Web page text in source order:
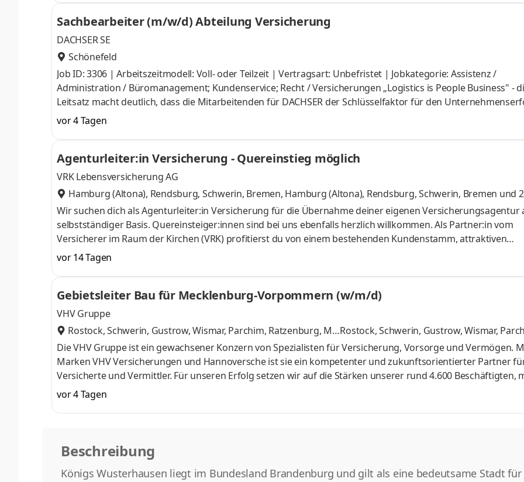
einer über 100-jährigen Tradition und verbinden wirtschaftlichen Erfolg mit christlichen, sozialen, ethischen
ökologischen Grundsätzen. Genau dieser Ansatz ma
Sachbearbeiter (m/w/d) Abteilung Versicherung
DACHSER SE
Schönefeld
Job ID: 3306 | Arbeitszeitmodell: Voll- oder Teilzeit | Vertragsart: Unbefristet | Jobkategorie: Assistenz /
Administration / Büromanagement; Kundenservice; Recht / Versicherungen „Logistics is People Business" -
Leitsatz macht deutlich, dass die Mitarbeitenden für DACHSER der Schlüsselfaktor für den
Gemeinsam verfolgen wir die Mission, die weltweit intelligenteste Kombination und Integration logistischer
Netzkompetenzen zu schaffen und so die Logistikbilanz unserer Kunden zu optimieren. Gestalten Sie mit uns
Logistik von morgen. Aufgaben Unterstützung der Abteilung Versicherung im Tagesgeschäft Übernahme
administrativer Tätigkeiten Schriftliche
vor 4 Tagen
Agenturleiter:in Versicherung - Quereinstieg möglich
VRK Lebensversicherung AG
Hamburg (Altona), Rendsburg, Schwerin, Bremen, Hamburg (Altona), Rendsburg, Schwerin, Bremen und
Wir suchen dich als Agenturleiter:in Versicherung für die Übernahme deiner eigenen Versicherungsagentur
selbstständiger Basis. Quereinsteiger:innen sind bei uns ebenfalls herzlich willkommen. Als Partner:in vom
Versicherer im Raum der Kirchen (VRK) profitierst du von einem bestehenden Kundenstamm, attraktiven
Vertriebsmöglichkeiten, gestützt von einem werteorientierten Beratungsansatz ohne Kaltakquise. Du
Zielgruppe, die Sicherheit und Menschlichkeit schätzt. Unsere Versicherungs- und Vorsorgelösungen
einer über 100-jährigen Tradition und verbinden wirtschaftlichen Erfolg mit christlichen, sozialen, ethischen
ökologischen Grundsätzen. Genau dieser Ansatz ma
vor 14 Tagen
Gebietsleiter Bau für Mecklenburg-Vorpommern (w/m/d)
VHV Gruppe
Rostock, Schwerin, Gustrow, Wismar, Parchim, Ratzenburg, Mö
lln,
Rostock, Schwerin, Gustrow, Wismar,
tere
Die VHV Gruppe ist ein gewachsener Konzern von Spezialisten für Versicherung, Vorsorge und Vermögen.
Marken VHV Versicherungen und Hannoversche ist sie ein kompetenter und zukunftsorientierter Partner
Versicherte und Vermittler. Für unseren Erfolg setzen wir auf die Stärken unserer rund 4.600 Beschäftigten,
Strukturen, effizientes Kostenmanagement und kundenorientierte Produkte. Aufgaben
Aufbau, Ausbau und Pflege von Geschäftsbeziehungen im Bauumfeld sowie zu Verbänden, Innungen und
KammernKundenberatung: Persönliche, schriftliche und telefonische Betreuung von Endkunden im
vor 4 Tagen
Beschreibung
Königs Wusterhausen liegt im Bundesland Brandenburg und gilt als eine bedeutsame Stadt